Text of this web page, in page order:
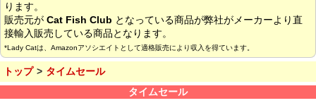
ります。
販売元が Cat Fish Club となっている商品が弊社がメーカーより直
接輸入販売している商品となります。
*Lady Catは、Amazonアソシエイトとして適格販売により収入を得ています。
トップ
タイムセール
タイムセール